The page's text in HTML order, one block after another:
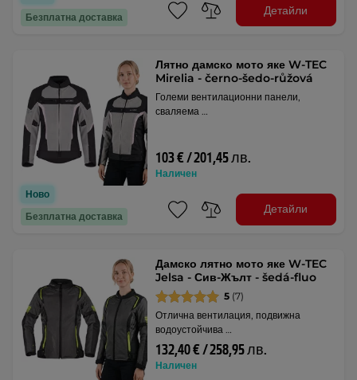
Безплатна доставка
Детайли
Ново
Безплатна доставка
Лятно дамско мото яке W-TEC
Mirelia - černo-šedo-růžová
Големи вентилационни панели,
сваляема …
103 € / 201,45 лв.
Наличен
Детайли
Дамско лятно мото яке W-TEC
Jelsa - Сив-Жълт - šedá-fluo
5 (7)
Отлична вентилация, подвижна
водоустойчива …
132,40 € / 258,95 лв.
Наличен